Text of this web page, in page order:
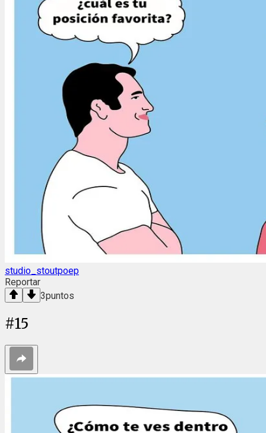
studio_stoutpoep
Reportar
3puntos
#15